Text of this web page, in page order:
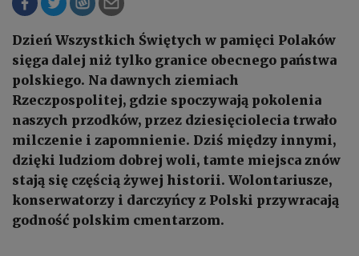
Dzień Wszystkich Świętych w pamięci Polaków
sięga dalej niż tylko granice obecnego państwa
polskiego. Na dawnych ziemiach
Rzeczpospolitej, gdzie spoczywają pokolenia
naszych przodków, przez dziesięciolecia trwało
milczenie i zapomnienie. Dziś między innymi,
dzięki ludziom dobrej woli, tamte miejsca znów
stają się częścią żywej historii. Wolontariusze,
konserwatorzy i darczyńcy z Polski przywracają
godność polskim cmentarzom.